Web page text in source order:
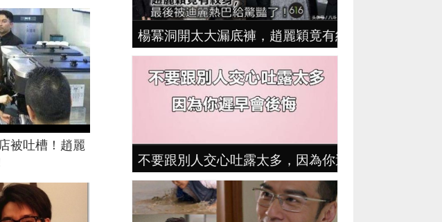
被吐槽！趙麗
楊冪洞開太大漏底褲，趙麗穎竟有紋身，最後被迪
不要跟別人交心吐露太多，因為你遲早會發現自己